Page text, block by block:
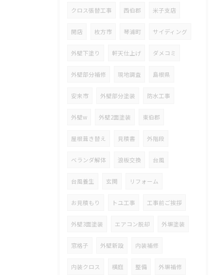
クロス張替工事 西伯郡 米子支店
開店 枚方市 琴浦町 サイディング
外壁下塗り 軒天仕上げ ダメコミ
外壁部分補修 現地調査 島根県
安来市 外壁部分塗装 防水工事
外壁w 外壁2面塗装 東伯郡
屋根葺き替え 見積書 外階段
ベランダ解体 浪板交換 台風
台風養生 玄関 リフォーム
お見積もり トユ工事 工事前ご挨拶
外壁3面塗装 エアコン脱却 外塀塗装
窓格子 外壁新設 内装補修
内装クロス 横庭 整備 外塀補修